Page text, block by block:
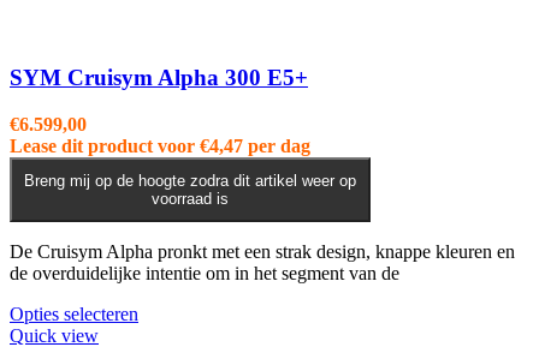
SYM Cruisym Alpha 300 E5+
€6.599,00
Lease dit product voor €4,47 per dag
Breng mij op de hoogte zodra dit artikel weer op
voorraad is
De Cruisym Alpha pronkt met een strak design, knappe kleuren en
de overduidelijke intentie om in het segment van de
Opties selecteren
Quick view